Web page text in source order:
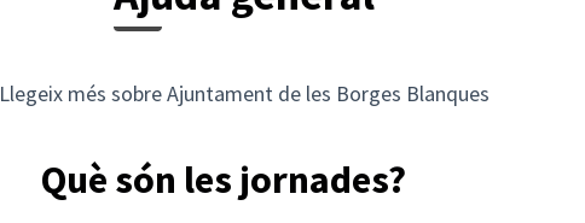
Llegeix més sobre Ajuntament de les Borges Blanques
Què són les jornades?